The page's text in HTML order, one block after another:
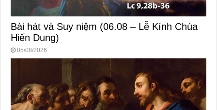
Bài hát và Suy niệm (06.08 – Lễ Kính Chúa
Hiển Dung)
05/08/2026